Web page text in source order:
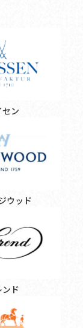
セン
ウッド
ンド